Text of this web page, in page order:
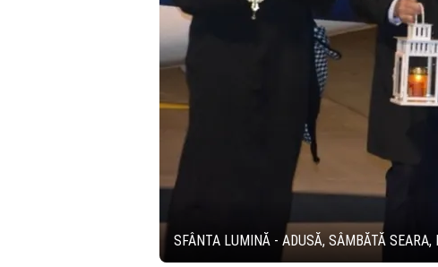
SFÂNTA LUMINĂ - ADUSĂ, SÂMBĂTĂ SEARA,